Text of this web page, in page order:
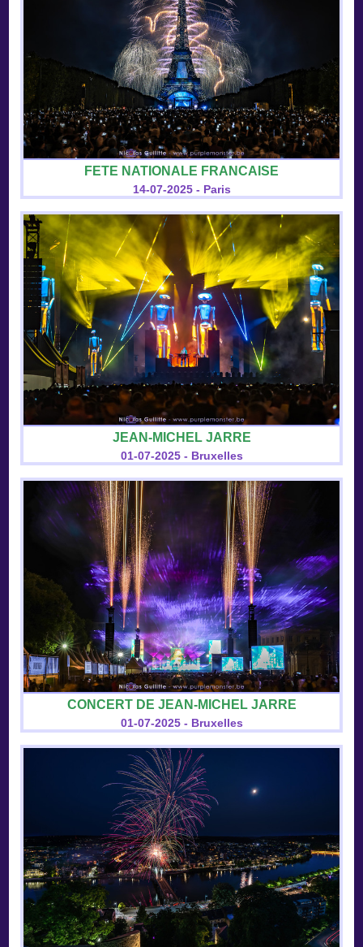
FETE NATIONALE FRANCAISE
14-07-2025 - Paris
JEAN-MICHEL JARRE
01-07-2025 - Bruxelles
CONCERT DE JEAN-MICHEL JARRE
01-07-2025 - Bruxelles